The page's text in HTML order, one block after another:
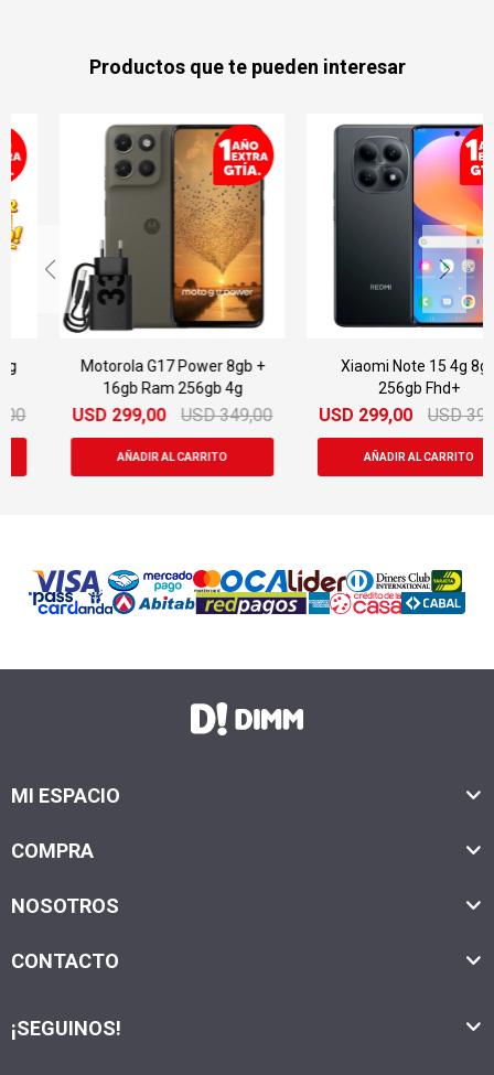
Productos que te pueden interesar
Motorola G17 Power 8gb +
16gb Ram 256gb 4g
USD 299,00 USD 349,00
Xiaomi Note 15 4g 8gb
256gb Fhd+
USD 299,00 USD 399,00
MI ESPACIO
COMPRA
NOSOTROS
CONTACTO
¡SEGUINOS!